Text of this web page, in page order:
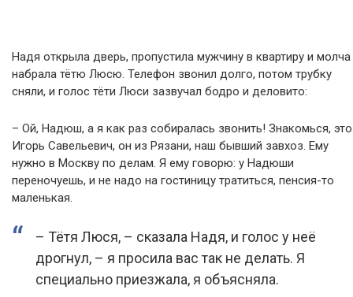
Надя открыла дверь, пропустила мужчину в квартиру и молча
набрала тётю Люсю. Телефон звонил долго, потом трубку
сняли, и голос тёти Люси зазвучал бодро и деловито:
– Ой, Надюш, а я как раз собиралась звонить! Знакомься, это
Игорь Савельевич, он из Рязани, наш бывший завхоз. Ему
нужно в Москву по делам. Я ему говорю: у Надюши
переночуешь, и не надо на гостиницу тратиться, пенсия-то
маленькая.
– Тётя Люся, – сказала Надя, и голос у неё
дрогнул, – я просила вас так не делать. Я
специально приезжала, я объясняла.